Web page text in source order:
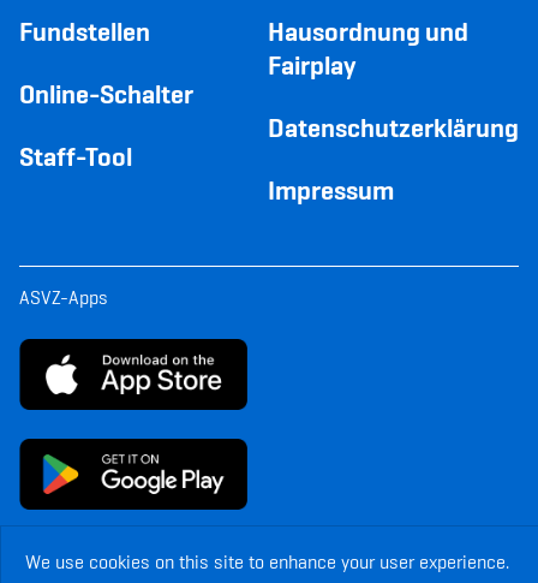
We use cookies on this site to enhance your user experience.
Fundstellen
Online-Schalter
Staff-Tool
Hausordnung und
Fairplay
Datenschutzerklärung
Impressum
ASVZ-Apps